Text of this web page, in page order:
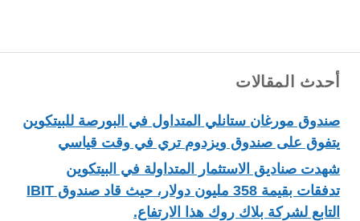
أحدث المقالات
صندوق مورغان ستانلي المتداول في البورصة للبيتكوين
يتفوق على صندوق ويزدوم تري في وقت قياسي
شهدت صناديق الاستثمار المتداولة في البيتكوين
تدفقات بقيمة 358 مليون دولار، حيث قاد صندوق IBIT
التابع لشركة بلاك روك هذا الارتفاع.